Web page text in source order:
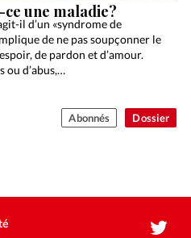
Dossier
une maladie?
il d’un «syndrome de
de ne pas soupçonner le
de pardon et d’amour.
ou d’abus,…
Abonnés